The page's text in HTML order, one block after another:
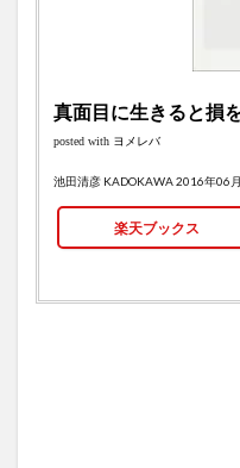
真面目に生きると損
posted with ヨメレバ
池田清彦 KADOKAWA 2016年06
楽天ブックス